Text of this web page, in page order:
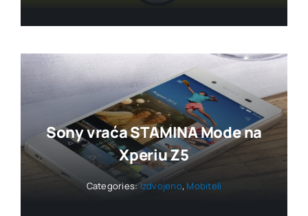
Sony vraća STAMINA Mode na
Xperiu Z5
Categories:Izdvojeno, Mobiteli